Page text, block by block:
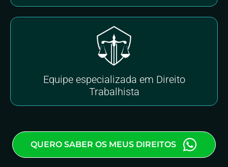
Equipe especializada em Direito
Trabalhista
QUERO SABER OS MEUS DIREITOS